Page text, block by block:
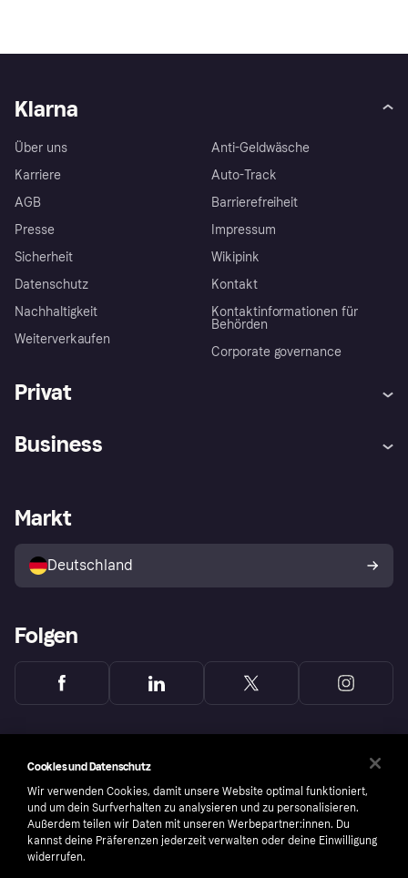
Klarna
Über uns
Karriere
AGB
Presse
Sicherheit
Datenschutz
Nachhaltigkeit
Weiterverkaufen
Anti-Geldwäsche
Auto-Track
Barrierefreiheit
Impressum
Wikipink
Kontakt
Kontaktinformationen für
Behörden
Corporate governance
Privat
Klarna App
Shops entdecken
Käuferschutzrichtlinie
Dein Widerrufsrecht
Business
Händlerportal
Markt
Deutschland
Folgen
Cookies und Datenschutz
Wir verwenden Cookies, damit unsere Website optimal funktioniert,
und um dein Surfverhalten zu analysieren und zu personalisieren.
Außerdem teilen wir Daten mit unseren Werbepartner:innen. Du
kannst deine Präferenzen jederzeit verwalten oder deine Einwilligung
widerrufen.